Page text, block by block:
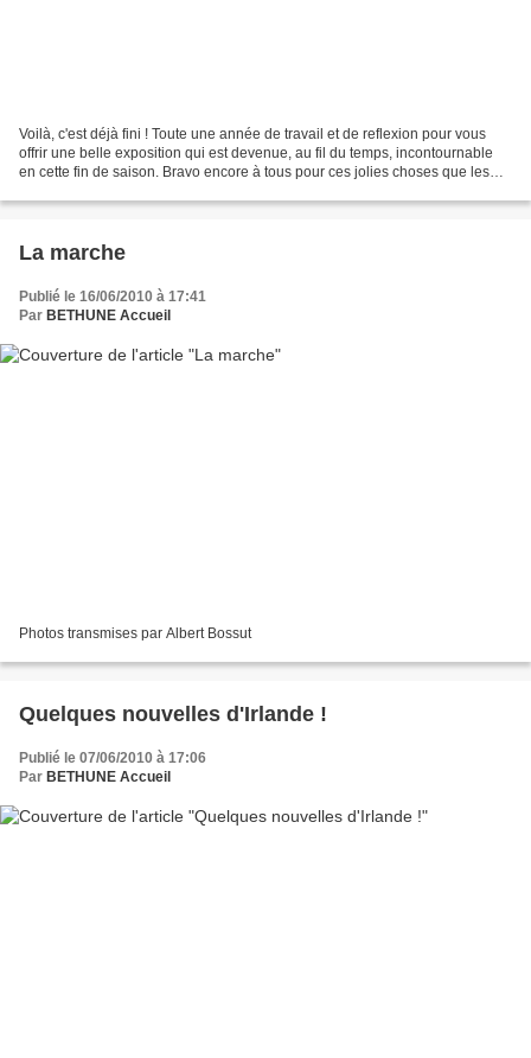
Voilà, c'est déjà fini ! Toute une année de travail et de reflexion pour vous
offrir une belle exposition qui est devenue, au fil du temps, incontournable
en cette fin de saison. Bravo encore à tous pour ces jolies choses que les
La marche
Publié le 16/06/2010 à 17:41
Par BETHUNE Accueil
Photos transmises par Albert Bossut
Quelques nouvelles d'Irlande !
Publié le 07/06/2010 à 17:06
Par BETHUNE Accueil